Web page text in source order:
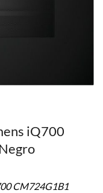
iQ700
CM724G1B1